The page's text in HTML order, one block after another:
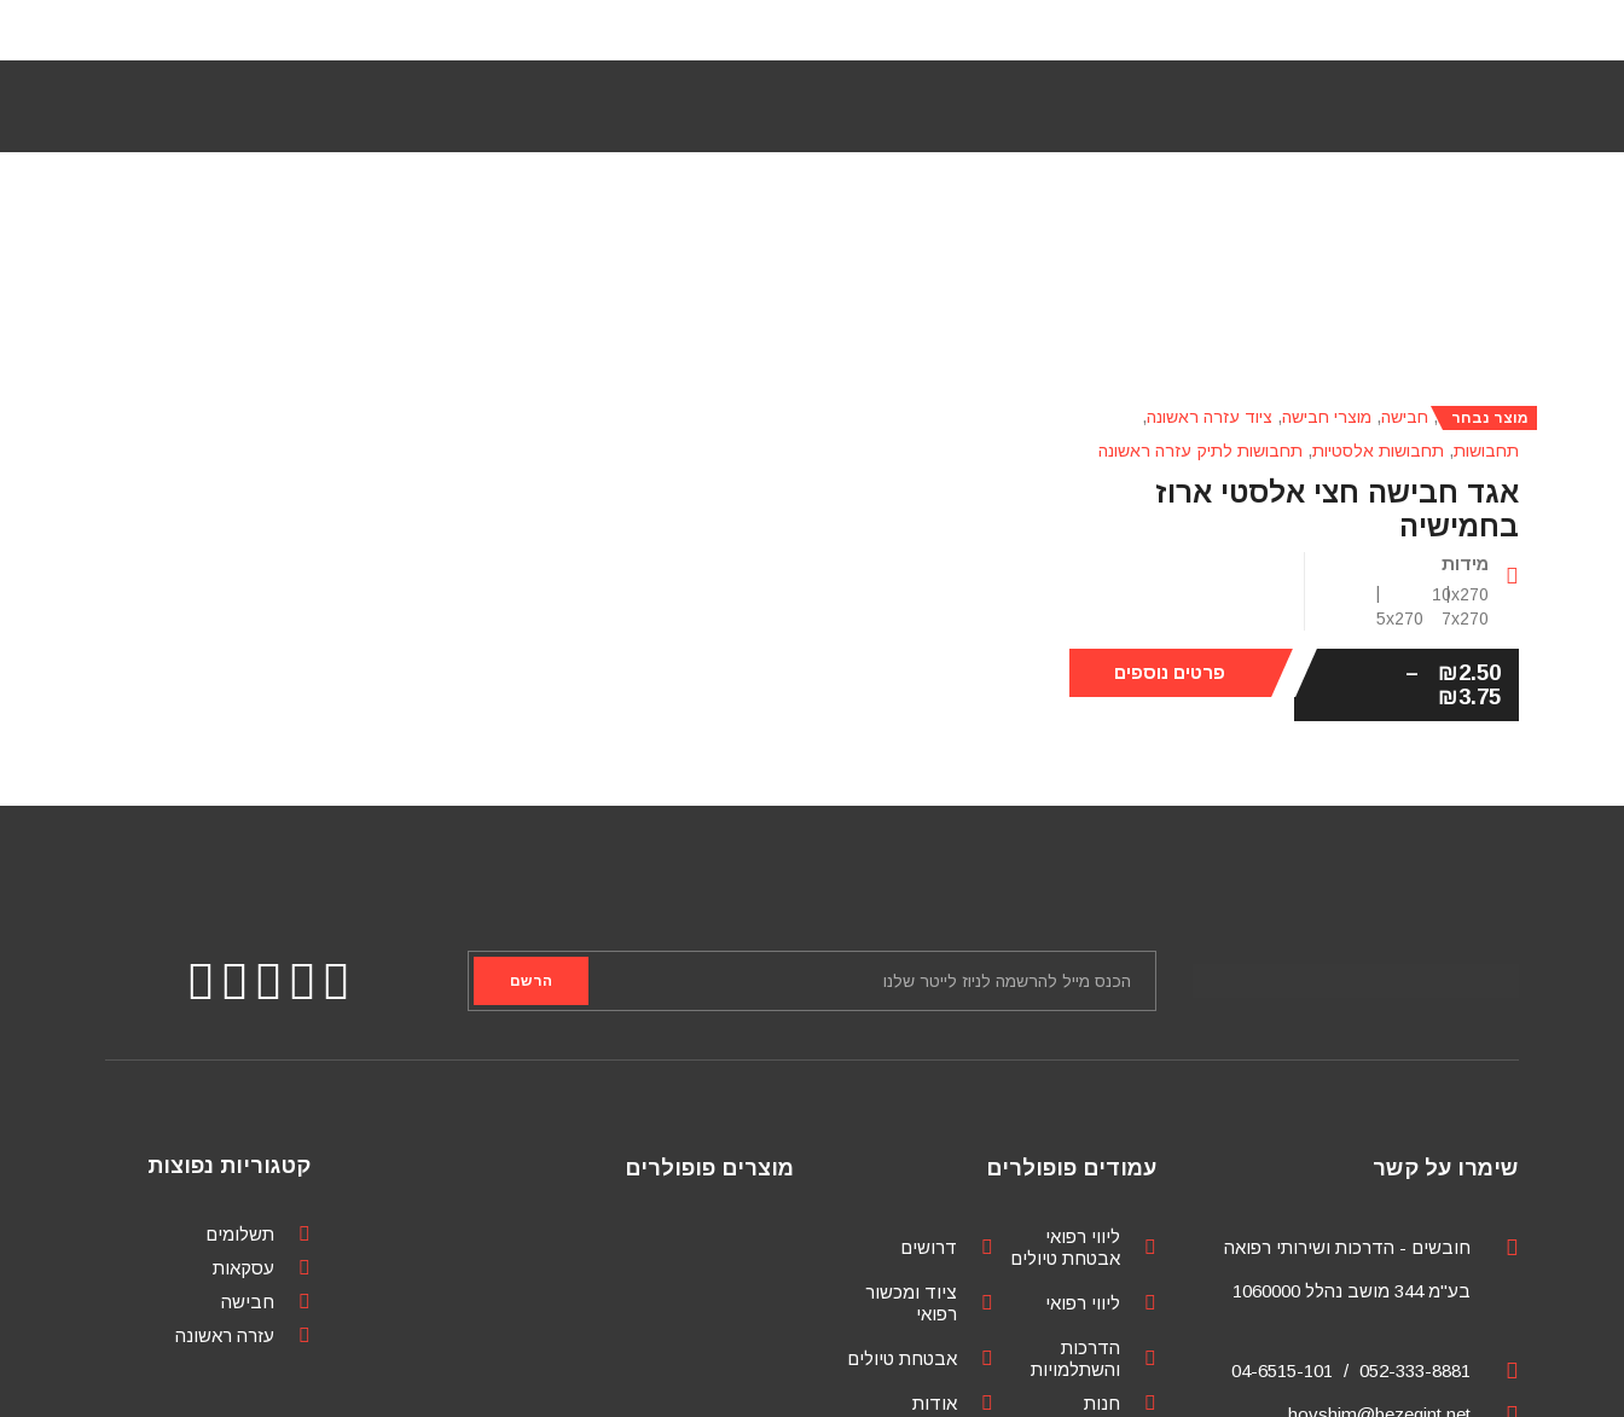
מוצר נבחר
אגד חבישה, חבישה, מוצרי חבישה, ציוד עזרה ראשונה,
תחבושות, תחבושות אלסטיות, תחבושות לתיק עזרה ראשונה
אגד חבישה חצי אלסטי ארוז
בחמישיה
מידות
10x270
5x270
7x270
פרטים נוספים ₪2.50
–
₪3.75
הרשם
שימרו על קשר
חובשים - הדרכות ושירותי רפואה
בע"מ 344 מושב נהלל 1060000
052-333-8881
04-6515-101
עמודים פופולרים
ליווי רפואי
אבטחת טיולים
דרושים
ליווי רפואי
ציוד ומכשור
רפואי
הדרכות
והשתלמויות
אבטחת טיולים
חנות אודות
מוצרים פופולרים קטגוריות נפוצות
תשלומים
עסקאות
חבישה
עזרה ראשונה